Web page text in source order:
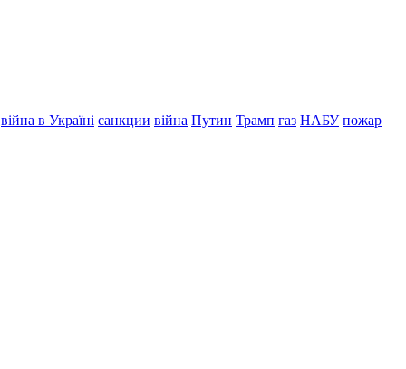
війна в Україні санкции війна Путин Трамп газ НАБУ пожар